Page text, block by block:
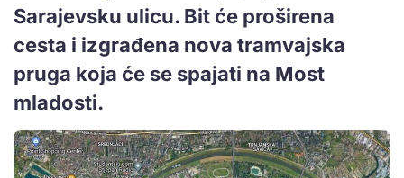
Sarajevsku ulicu. Bit će proširena
cesta i izgrađena nova tramvajska
pruga koja će se spajati na Most
mladosti.